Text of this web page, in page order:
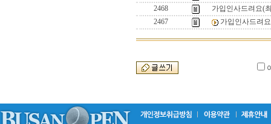
2468
가입인사드려요(
2467
가입인사드려